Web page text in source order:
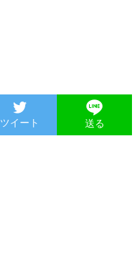
ツイート 送る